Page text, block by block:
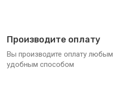
Производите оплату
Вы производите оплату любым
удобным способом